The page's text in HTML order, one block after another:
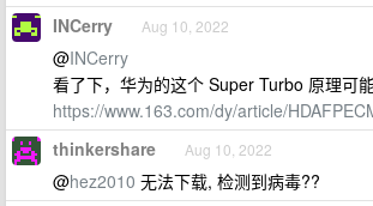
INCerry Aug 10, 2022
@INCerry
看了下，华为的这个 Super Turbo 原理可
https://www.163.com/dy/article/
thinkershare Aug 10, 2022
@hez2010 无法下载, 检测到病毒??